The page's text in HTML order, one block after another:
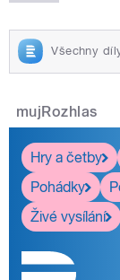
Všechny
mujRozhlas
Hry a četby
Pohádky
Živé vysílání